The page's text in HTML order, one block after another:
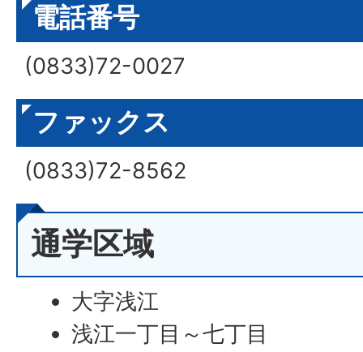
電話番号
(0833)72-0027
ファックス
(0833)72-8562
通学区域
大字浅江
浅江一丁目～七丁目